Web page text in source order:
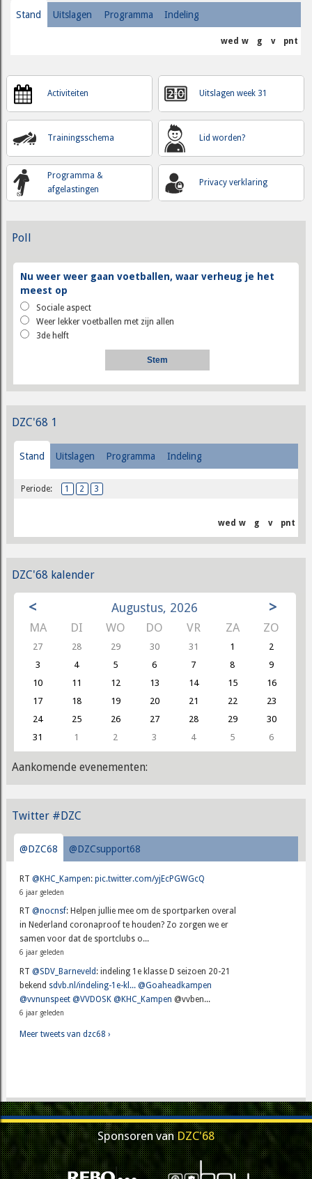
Stand Uitslagen Programma Indeling
wed w g v pnt
Activiteiten
Trainingsschema
Programma &
afgelastingen
Uitslagen week 31
Lid worden?
Privacy verklaring
Poll
Nu weer weer gaan voetballen, waar verheug je het
meest op
Sociale aspect
Weer lekker voetballen met zijn allen
3de helft
DZC'68 1
Stand Uitslagen Programma Indeling
Periode: 1 2 3
wed w g v pnt
DZC'68 kalender
< Augustus, 2026 >
MA DI WO DO VR ZA ZO
27 28 29 30 31 1
2
3
4 5 6 7 8
9
10
11 12 13 14 15
16
17
18 19 20 21 22
23
24
25 26 27 28 29
30
31
1 2 3 4 5 6
Aankomende evenementen:
Twitter #DZC
@DZC68 @DZCsupport68
RT@KHC_Kampen:pic.twitter.com/yjEcPGWGcQ
6 jaar geleden
RT@nocnsf: Helpen jullie mee om de sportparken overal
in Nederland coronaproof te houden? Zo zorgen we er
samen voor dat de sportclubs o...
6 jaar geleden
RT@SDV_Barneveld : indeling 1e klasse D seizoen 20-21
bekend sdvb.nl/indeling-1e-kl... @Goaheadkampen
@vvnunspeet @VVDOSK @KHC_Kampen @vvben...
6 jaar geleden
Meer tweets van dzc68 ›
Sponsoren vanDZC'68